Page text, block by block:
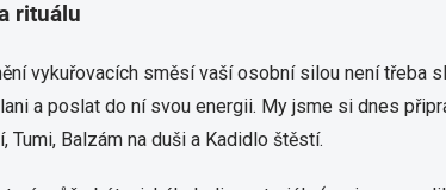
rituálu
vykuřovacích směsí vaší osobní silou není
a poslat do ní svou energii. My jsme si dnes
Tumi, Balzám na duši a Kadidlo štěstí.